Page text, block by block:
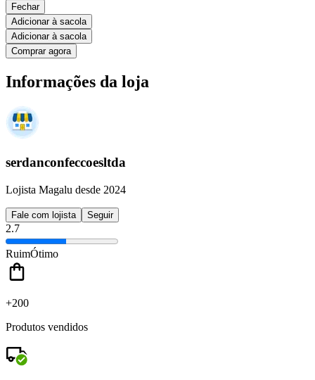
Fechar
Adicionar à sacola
Adicionar à sacola
Comprar agora
Informações da loja
serdanconfeccoesltda
Lojista Magalu desde 2024
Fale com lojista Seguir
2.7
RuimÓtimo
+200
Produtos vendidos